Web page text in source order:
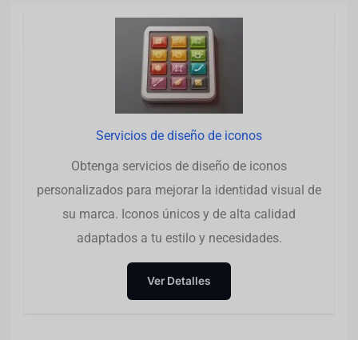
Servicios de diseño de iconos
Obtenga servicios de diseño de iconos
personalizados para mejorar la identidad visual de
su marca. Iconos únicos y de alta calidad
adaptados a tu estilo y necesidades.
Ver Detalles